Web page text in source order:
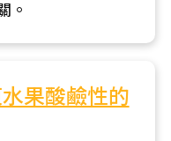
。
果酸鹼性的